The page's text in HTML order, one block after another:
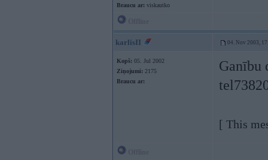
Braucu ar: viskautko
karlisII 04. Nov 2003,
Kopš: 05. Jul 2002
Ziņojumi: 2175
Braucu ar:
Ganību
[ This